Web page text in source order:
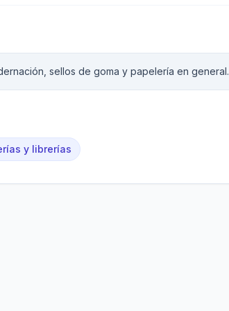
sellos de goma y papelería en general.
y librerías